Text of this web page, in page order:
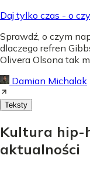
Daj tylko czas - o
Sprawdź, o czym
dlaczego refren
Olivera Olsona tak
Damian Michalak
Teksty
Kultura hip-
aktualności